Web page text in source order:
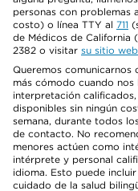
personas con
costo) o línea TTY al 711
de Médicos de California
2382 o visitar su sitio web
Queremos comunicarnos
más cómodo cuando
interpretación
disponibles sin ningún
semana, durante todos
de contacto. No
menores actúen como
intérprete y personal
idioma. Esto puede
cuidado de la salud